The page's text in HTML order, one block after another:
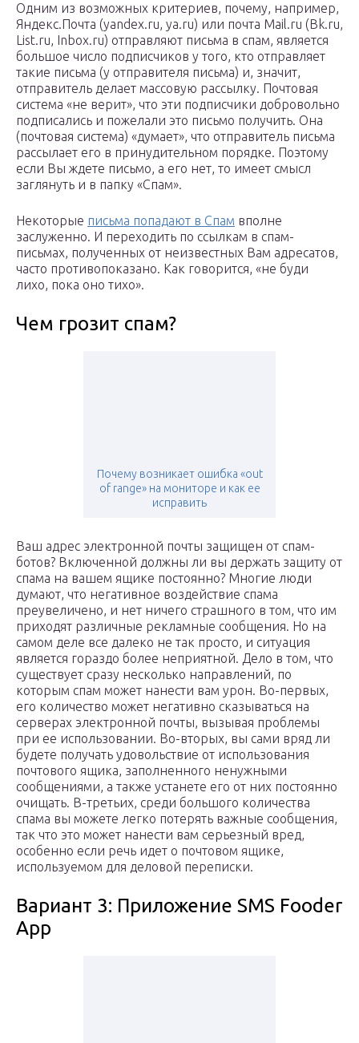
Одним из возможных критериев, почему, например,
Яндекс.Почта (yandex.ru, ya.ru) или почта Mail.ru (Bk.ru,
List.ru, Inbox.ru) отправляют письма в спам, является
большое число подписчиков у того, кто отправляет
такие письма (у отправителя письма) и, значит,
отправитель делает массовую рассылку. Почтовая
система «не верит», что эти подписчики добровольно
подписались и пожелали это письмо получить. Она
(почтовая система) «думает», что отправитель письма
рассылает его в принудительном порядке. Поэтому
если Вы ждете письмо, а его нет, то имеет смысл
заглянуть и в папку «Спам».
Некоторые письма попадают в Спам вполне
заслуженно. И переходить по ссылкам в спам-
письмах, полученных от неизвестных Вам адресатов,
часто противопоказано. Как говорится, «не буди
лихо, пока оно тихо».
Чем грозит спам?
Почему возникает ошибка «out
of range» на мониторе и как ее
исправить
Ваш адрес электронной почты защищен от спам-
ботов? Включенной должны ли вы держать защиту от
спама на вашем ящике постоянно? Многие люди
думают, что негативное воздействие спама
преувеличено, и нет ничего страшного в том, что им
приходят различные рекламные сообщения. Но на
самом деле все далеко не так просто, и ситуация
является гораздо более неприятной. Дело в том, что
существует сразу несколько направлений, по
которым спам может нанести вам урон. Во-первых,
его количество может негативно сказываться на
серверах электронной почты, вызывая проблемы
при ее использовании. Во-вторых, вы сами вряд ли
будете получать удовольствие от использования
почтового ящика, заполненного ненужными
сообщениями, а также устанете его от них постоянно
очищать. В-третьих, среди большого количества
спама вы можете легко потерять важные сообщения,
так что это может нанести вам серьезный вред,
особенно если речь идет о почтовом ящике,
используемом для деловой переписки.
Вариант 3: Приложение SMS Fooder
App